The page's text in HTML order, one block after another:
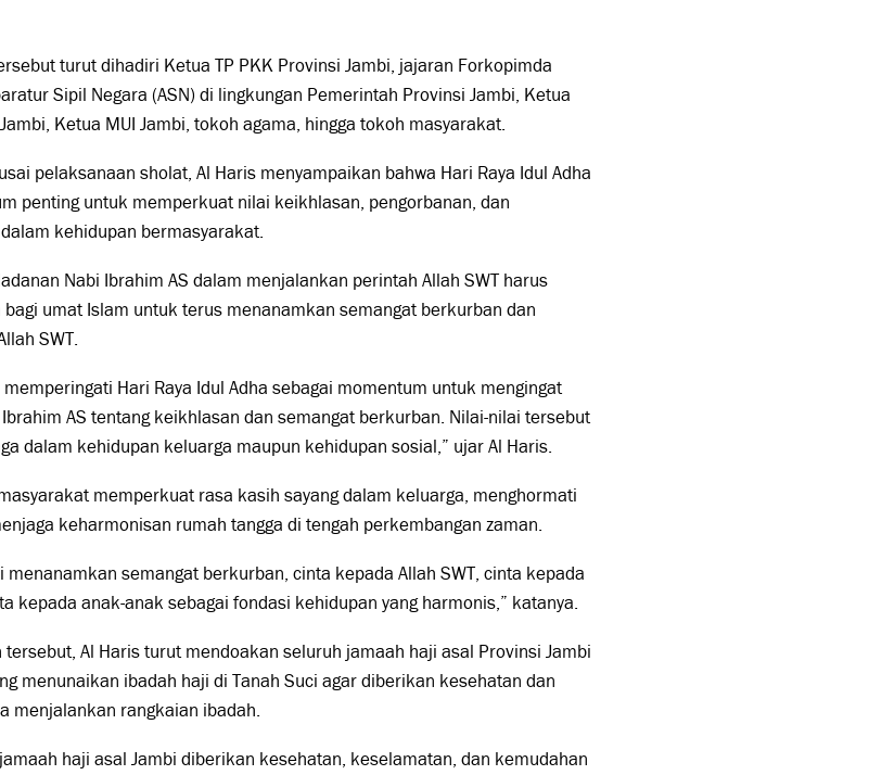
turut dihadiri Ketua TP PKK Provinsi Jambi, jajaran Forkopimda
Sipil Negara (ASN) di lingkungan Pemerintah Provinsi Jambi, Ketua
Ketua MUI Jambi, tokoh agama, hingga tokoh masyarakat.
pelaksanaan sholat, Al Haris menyampaikan bahwa Hari Raya Idul Adha
penting untuk memperkuat nilai keikhlasan, pengorbanan, dan
kehidupan bermasyarakat.
Nabi Ibrahim AS dalam menjalankan perintah Allah SWT harus
umat Islam untuk terus menanamkan semangat berkurban dan
SWT.
Hari Raya Idul Adha sebagai momentum untuk mengingat
AS tentang keikhlasan dan semangat berkurban. Nilai-nilai tersebut
dalam kehidupan keluarga maupun kehidupan sosial,” ujar Al Haris.
memperkuat rasa kasih sayang dalam keluarga, menghormati
keharmonisan rumah tangga di tengah perkembangan zaman.
semangat berkurban, cinta kepada Allah SWT, cinta kepada
kepada anak-anak sebagai fondasi kehidupan yang harmonis,” katanya.
tersebut, Al Haris turut mendoakan seluruh jamaah haji asal Provinsi Jambi
menunaikan ibadah haji di Tanah Suci agar diberikan kesehatan dan
menjalankan rangkaian ibadah.
haji asal Jambi diberikan kesehatan, keselamatan, dan kemudahan